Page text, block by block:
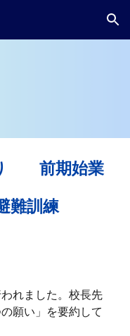
Skip to navigation
前期始業
訓練
れました。校長先
願い」を要約して